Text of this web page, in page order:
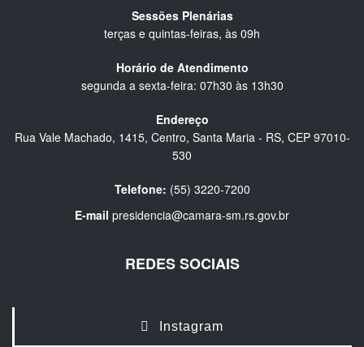
Sessões Plenárias
terças e quintas-feiras, às 09h
Horário de Atendimento
segunda a sexta-feira: 07h30 às 13h30
Endereço
Rua Vale Machado, 1415, Centro, Santa Maria - RS, CEP 97010-
530
Telefone: (55) 3220-7200
E-mail presidencia@camara-sm.rs.gov.br
REDES SOCIAIS
Instagram